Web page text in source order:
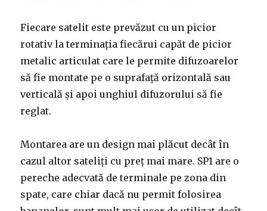
Fiecare satelit este prevăzut cu un picior
rotativ la terminația fiecărui capăt de picior
metalic articulat care le permite difuzoarelor
să fie montate pe o suprafață orizontală sau
verticală și apoi unghiul difuzorului să fie
reglat.
Montarea are un design mai plăcut decât în
cazul altor sateliți cu preț mai mare. SP1 are o
pereche adecvată de terminale pe zona din
spate, care chiar dacă nu permit folosirea